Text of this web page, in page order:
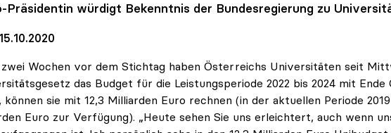
-Präsidentin würdigt Bekenntnis der Bundesregierung zu
zwei Wochen vor dem Stichtag haben Österreichs Universitäten seit
das Budget für die Leistungsperiode 2022 bis 2024 mit
können sie mit 12,3 Milliarden Euro rechnen (in der aktuellen Periode
Euro zur Verfügung). „Heute sehen Sie uns erleichtert, auch wenn